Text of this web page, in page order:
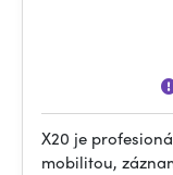
X20 je
mobilitou,